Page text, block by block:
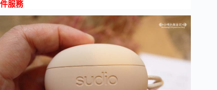
件服務